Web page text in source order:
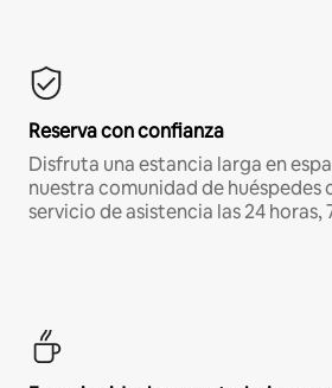
Reserva con confianza
Disfruta una estancia larga en
nuestra comunidad de huéspedes
servicio de asistencia las 24 horas,